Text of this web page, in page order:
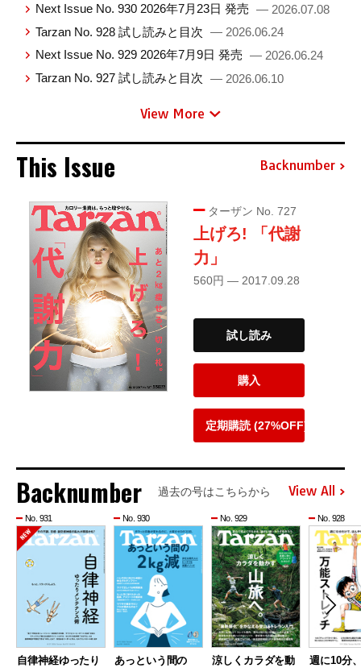
Next Issue No. 930 2026年7月23日 発売 — 2026.07.08
Tarzan No. 928 試し読みと目次 — 2026.06.24
Next Issue No. 929 2026年7月9日 発売 — 2026.06.24
Tarzan No. 927 試し読みと目次 — 2026.06.10
View More
This Issue Backnumber
ターザン No. 727
上げろ! 「代謝
力」
560円 — 2017.09.28
試し読み
購入
定期購読 (27%OFF)
Backnumber 過去の号はこちらから View All
No. 931
自律神経ゆったり
No. 930
あっという間の
No. 929
涼しくカラダを動
No. 928
週に10分